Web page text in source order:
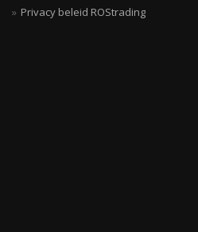
Privacy beleid ROStrading